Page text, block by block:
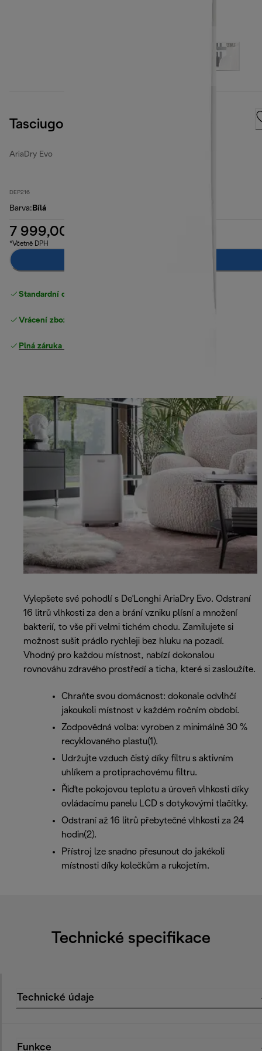
Tasciugo AriadDry Evo
AriaDry Evo
DEP216
Barva: Bílá
7 999,00 Kč
*Včetně DPH
Standardní doručení zdarma
Vrácení zboží zdarma
Plná záruka výrobce
Vylepšete své pohodlí s De'Longhi AriaDry Evo. Odstraní
16 litrů vlhkosti za den a brání vzniku plísní a množení
bakterií, to vše při velmi tichém chodu. Zamilujete si
možnost sušit prádlo rychleji bez hluku na pozadí.
Vhodný pro každou místnost, nabízí dokonalou
rovnováhu zdravého prostředí a ticha, které si zasloužíte.
Chraňte svou domácnost: dokonale odvlhčí
jakoukoli místnost v každém ročním období.
Zodpovědná volba: vyroben z minimálně 30 %
recyklovaného plastu(1).
Udržujte vzduch čistý díky filtru s aktivním
uhlíkem a protiprachovému filtru.
Řiďte pokojovou teplotu a úroveň vlhkosti díky
ovládacímu panelu LCD s dotykovými tlačítky.
Odstraní až 16 litrů přebytečné vlhkosti za 24
hodin(2).
Přístroj lze snadno přesunout do jakékoli
místnosti díky kolečkům a rukojetím.
Technické specifikace
Technické údaje
Funkce